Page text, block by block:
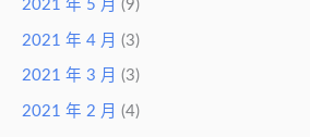
2021 年 5 月 (9)
2021 年 4 月 (3)
2021 年 3 月 (3)
2021 年 2 月 (4)